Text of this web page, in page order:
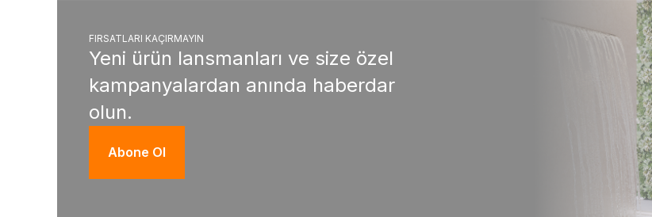
FIRSATLARI KAÇIRMAYIN
Yeni ürün lansmanları ve size özel
kampanyalardan anında haberdar
olun.
Abone Ol